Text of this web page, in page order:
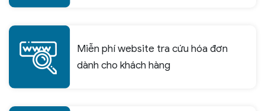
Miễn phí website tra cứu hóa đơn
dành cho khách hàng